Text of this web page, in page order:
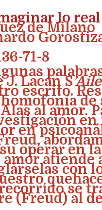
lo real
de Milano
71-8
Lacan S
escrito.
de
al amor.
en
en
operar en
atiende
con
se
(Freud) al